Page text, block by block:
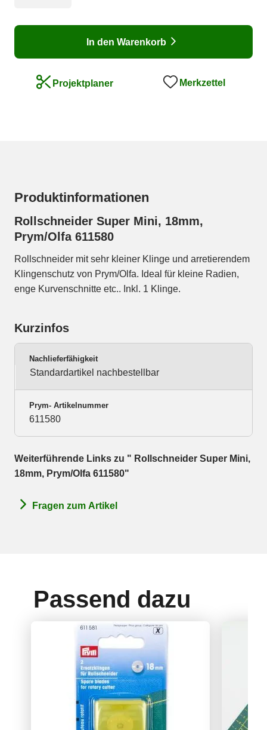
In den Warenkorb
Projektplaner Merkzettel
Produktinformationen
Rollschneider Super Mini, 18mm,
Prym/Olfa 611580
Rollschneider mit sehr kleiner Klinge und arretierendem
Klingenschutz von Prym/Olfa. Ideal für kleine Radien,
enge Kurvenschnitte etc.. Inkl. 1 Klinge.
Kurzinfos
Nachlieferfähigkeit
Standardartikel nachbestellbar
Prym- Artikelnummer
611580
Weiterführende Links zu " Rollschneider Super Mini,
18mm, Prym/Olfa 611580"
Fragen zum Artikel
Passend dazu